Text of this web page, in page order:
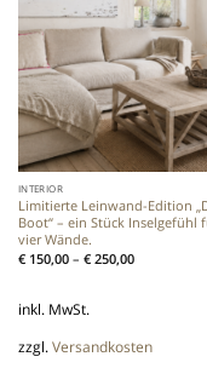
INTERIOR
Limitierte Leinwand-Edition
Boot“ – ein Stück Inselgefühl
vier Wände.
€150,00– €250,00
inkl. MwSt.
zzgl.Versandkosten